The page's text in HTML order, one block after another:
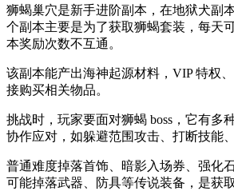
狮蝎巢穴是新手进阶副本，在地狱犬副
个副本主要是为了获取狮蝎套装，每天
本奖励次数不互通。
该副本能产出海神起源材料，VIP 特权
接购买相关物品。
挑战时，玩家要面对狮蝎 boss，它有多
协作应对，如躲避范围攻击、打断技能
普通难度掉落首饰、暗影入场券、强化
可能掉落武器、防具等传说装备，是获